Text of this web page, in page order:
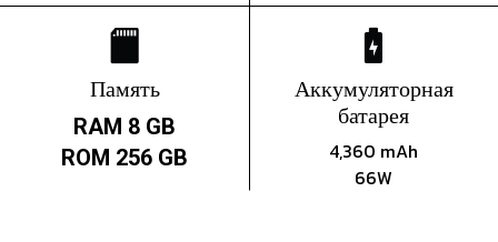
Память
RAM 8 GB
ROM 256 GB
Аккумуляторная
батарея
4,360 mAh
66W